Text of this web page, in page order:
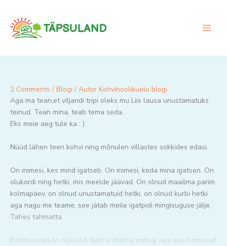
content
2 Comments / Blogi / Autor Kohvihoolikuelu blogi
Aga ma tean,et viljandi tripi oleks mu Liis lausa unustamatuks
teinud. Tean mina, teab tema seda.
Eks meie aeg tule ka : )
Nüüd lähen teen kohvi ning mõnulen villastes sokkides edasi.
On inimesi, kes mind igatseb. On inimesi, keda mina igatsen. On
olukordi ning hetki, mis meelde jäävad. On olnud maailma parim
kolmapäev, on olnud unustamatuid hetki, on olnud kurbi hetki
aga nagu me teame, see jätab meile igatpidi mingisuguse jälje.
Tahes tahmatta.
Emotsioonid on olulised. Nad ei maksa midagi aga need omavad